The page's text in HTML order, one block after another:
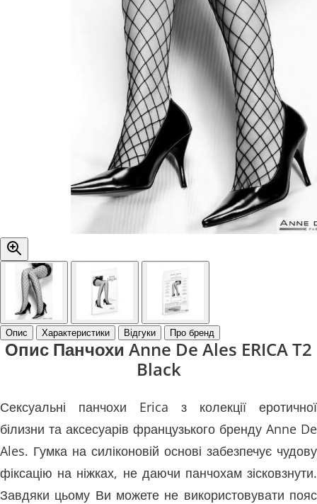
Опис Характеристики Відгуки Про бренд
Опис Панчохи Anne De Ales ERICA T2
Black
Сексуальні панчохи Erica з колекції еротичної
білизни та аксесуарів французького бренду Anne De
Ales. Гумка на силіконовій основі забезпечує чудову
фіксацію на ніжках, не даючи панчохам зісковзнути.
Завдяки цьому Ви можете не використовувати пояс